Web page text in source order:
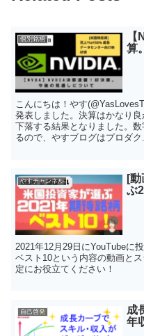
個別銘柄
算
こんにちは！やす
発表しました。決算はかなり
下落する結果となりました。
るので、やすブログはプロダク
やすチャンネル
[
ぶ
2021年12月29日にYouTubeに
ベスト10という内容の動画と
定にお役立てください！
自己啓発
成
年